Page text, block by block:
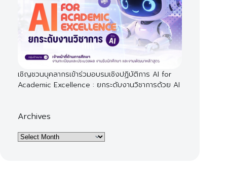
เชิญชวนบุคลากรเข้าร่วมอบรมเชิงปฏิบัติการ AI for
Academic Excellence : ยกระดับงานวิชาการด้วย AI
Archives
Archives